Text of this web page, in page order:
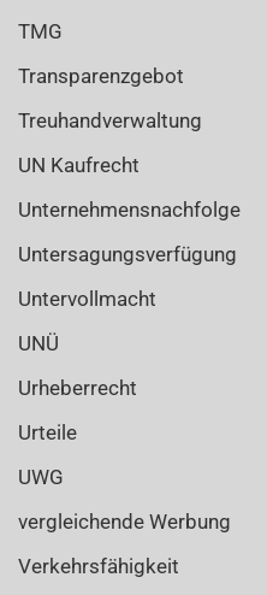
TMG
Transparenzgebot
Treuhandverwaltung
UN Kaufrecht
Unternehmensnachfolge
Untersagungsverfügung
Untervollmacht
UNÜ
Urheberrecht
Urteile
UWG
vergleichende Werbung
Verkehrsfähigkeit